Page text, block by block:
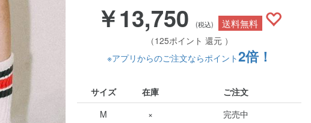
￥13,750 (税込) 送料無料
（125ポイント 還元 ）
※アプリからのご注文ならポイント2倍！
サイズ 在庫
ご注文
M
× 完売中